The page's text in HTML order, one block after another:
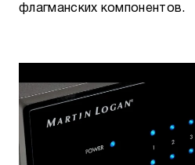
флагманских компонентов.